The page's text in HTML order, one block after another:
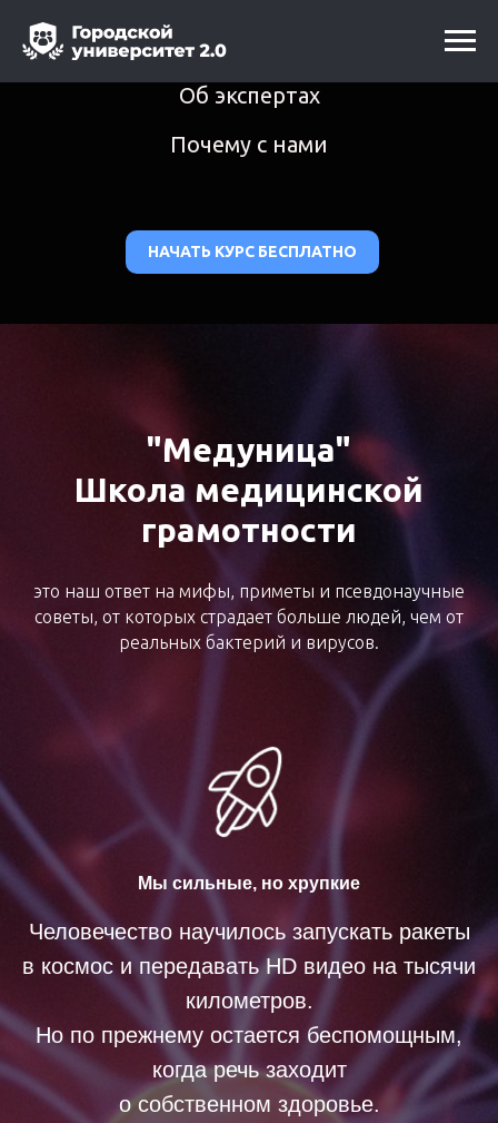
Что вы узнаете
Об экспертах
Почему с нами
НАЧАТЬ КУРС БЕСПЛАТНО
"Медуница"
Школа медицинской
грамотности
это наш ответ на мифы, приметы и псевдонаучные
советы, от которых страдает больше людей, чем от
реальных бактерий и вирусов.
Мы сильные, но хрупкие
Человечество научилось запускать ракеты
в космос и передавать HD видео на тысячи
километров.
Но по прежнему остается беспомощным,
когда речь заходит
о собственном здоровье.